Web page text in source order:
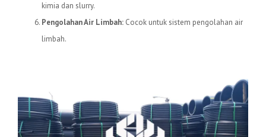
kimia dan slurry.
Pengolahan Air Limbah: Cocok untuk sistem pengolahan air
limbah.